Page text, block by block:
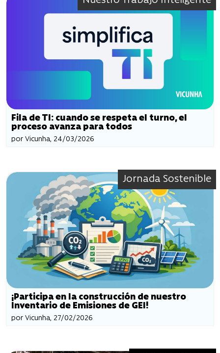
Fila de TI: cuando se respeta el turno, el
proceso avanza para todos
por Vicunha, 24/03/2026
Jornada Sostenible
¡Participa en la construcción de nuestro
Inventario de Emisiones de GEI!
por Vicunha, 27/02/2026